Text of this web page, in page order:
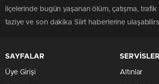
ilçelerinde bugün yaşanan ölüm, çatışma, trafik
taziye ve son dakika Siirt haberlerine
SAYFALAR
Üye Girişi
SERVİSLER
Altınlar